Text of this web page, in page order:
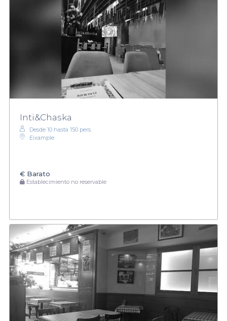
Inti&Chaska
Desde 10 hasta 150 pers.
Eixample
€ Barato
Establecimiento no reservable